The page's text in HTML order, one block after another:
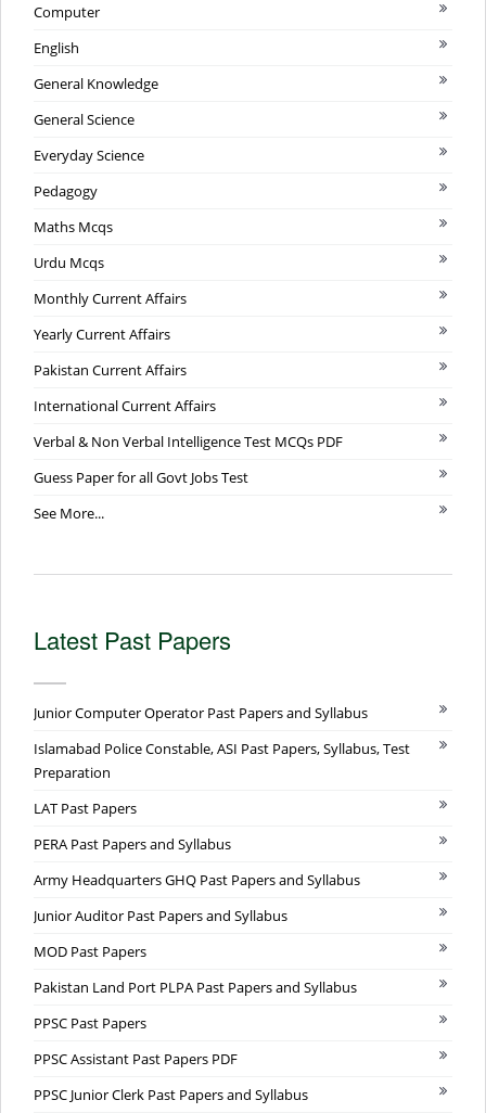
Computer
English
General Knowledge
General Science
Everyday Science
Pedagogy
Maths Mcqs
Urdu Mcqs
Monthly Current Affairs
Yearly Current Affairs
Pakistan Current Affairs
International Current Affairs
Verbal & Non Verbal Intelligence Test MCQs PDF
Guess Paper for all Govt Jobs Test
See More...
Latest Past Papers
Junior Computer Operator Past Papers and Syllabus
Islamabad Police Constable, ASI Past Papers, Syllabus, Test
Preparation
LAT Past Papers
PERA Past Papers and Syllabus
Army Headquarters GHQ Past Papers and Syllabus
Junior Auditor Past Papers and Syllabus
MOD Past Papers
Pakistan Land Port PLPA Past Papers and Syllabus
PPSC Past Papers
PPSC Assistant Past Papers PDF
PPSC Junior Clerk Past Papers and Syllabus